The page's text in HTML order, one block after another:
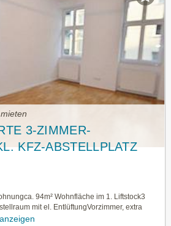
3-ZIMMER-
KFZ-ABSTELLPLATZ
94m² Wohnfläche im 1. Liftstock3
mit el. EntlüftungVorzimmer, extra